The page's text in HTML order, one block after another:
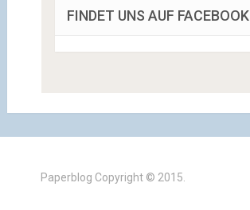
FINDET UNS AUF FACEBOOK
Paperblog Copyright © 2015.